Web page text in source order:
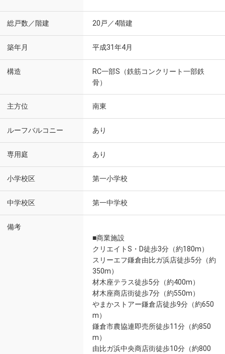
総戸数／階建 20戸／4階建
築年月 平成31年4月
構造
RC一部S（鉄筋コンクリート一部鉄
骨）
主方位 南東
ルーフバルコニー あり
専用庭 あり
小学校区 第一小学校
中学校区 第一中学校
備考
■商業施設
クリエイトS・D徒歩3分（約180m）
スリーエフ鎌倉由比ガ浜店徒歩5分（約
350m）
材木座テラス徒歩5分（約400m）
材木座商店街徒歩7分（約550m）
やまかストアー鎌倉店徒歩9分（約650
m）
鎌倉市農協連即売所徒歩11分（約850
m）
由比ガ浜中央商店街徒歩10分（約800